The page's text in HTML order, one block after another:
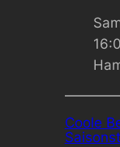
Coole